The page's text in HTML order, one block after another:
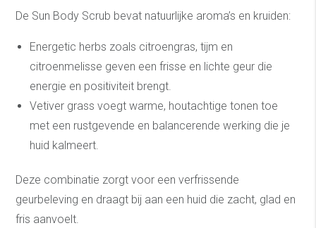
De Sun Body Scrub bevat natuurlijke aroma’s en kruiden:
Energetic herbs zoals citroengras, tijm en
citroenmelisse geven een frisse en lichte geur die
energie en positiviteit brengt.
Vetiver grass voegt warme, houtachtige tonen toe
met een rustgevende en balancerende werking die je
huid kalmeert.
Deze combinatie zorgt voor een verfrissende
geurbeleving en draagt bij aan een huid die zacht, glad en
fris aanvoelt.